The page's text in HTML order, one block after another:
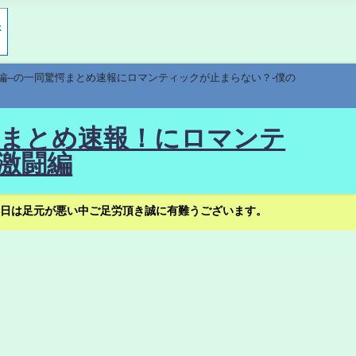
の一同驚愕まとめ速報にロマンティックが止まらない？-僕の
とめ速報！にロマンテ
闘編
足元が悪い中ご足労頂き誠に有難うございます。